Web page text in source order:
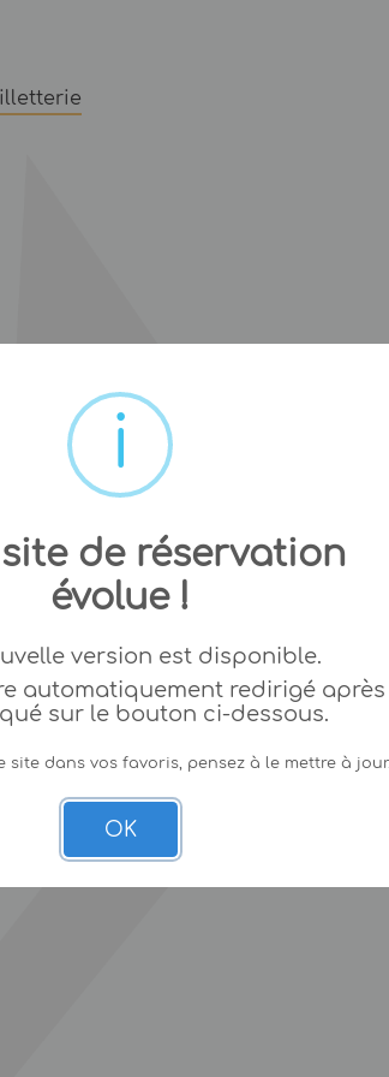
de réservation
évolue !
version est disponible.
automatiquement redirigé après
sur le bouton ci-dessous.
site dans vos favoris, pensez à le mettre à
OK